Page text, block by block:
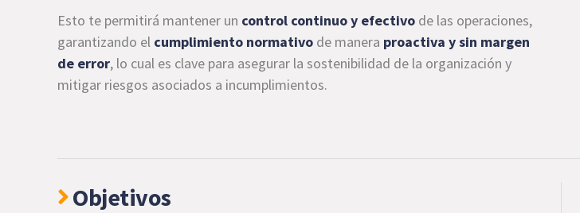
Esto te permitirá mantener un control continuo y efectivo de las operaciones,
garantizando el cumplimiento normativo de manera proactiva y sin margen
de error, lo cual es clave para asegurar la sostenibilidad de la organización y
mitigar riesgos asociados a incumplimientos.
Objetivos